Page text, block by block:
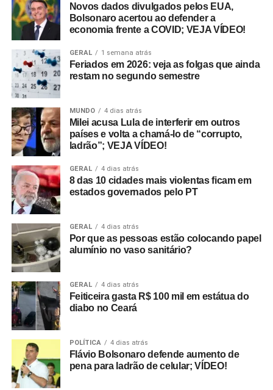
Novos dados divulgados pelos EUA,
Bolsonaro acertou ao defender a
economia frente a COVID; VEJA VÍDEO!
GERAL 1 semana atrás
Feriados em 2026: veja as folgas que ainda
restam no segundo semestre
MUNDO 4 dias atrás
Milei acusa Lula de interferir em outros
países e volta a chamá-lo de “corrupto,
ladrão”; VEJA VÍDEO!
GERAL 4 dias atrás
8 das 10 cidades mais violentas ficam em
estados governados pelo PT
GERAL 4 dias atrás
Por que as pessoas estão colocando papel
alumínio no vaso sanitário?
GERAL 4 dias atrás
Feiticeira gasta R$ 100 mil em estátua do
diabo no Ceará
POLÍTICA 4 dias atrás
Flávio Bolsonaro defende aumento de
pena para ladrão de celular; VÍDEO!